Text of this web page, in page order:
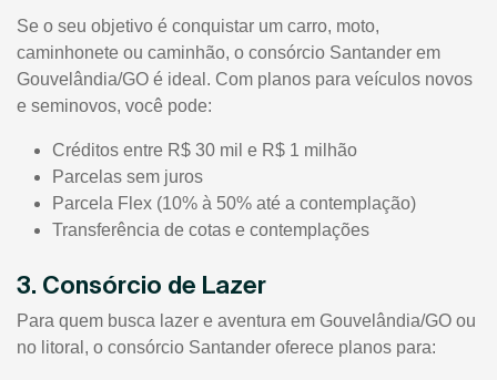
Se o seu objetivo é conquistar um carro, moto,
caminhonete ou caminhão, o consórcio Santander em
Gouvelândia/GO é ideal. Com planos para veículos novos
e seminovos, você pode:
Créditos entre R$ 30 mil e R$ 1 milhão
Parcelas sem juros
Parcela Flex (10% à 50% até a contemplação)
Transferência de cotas e contemplações
3. Consórcio de Lazer
Para quem busca lazer e aventura em Gouvelândia/GO ou
no litoral, o consórcio Santander oferece planos para: